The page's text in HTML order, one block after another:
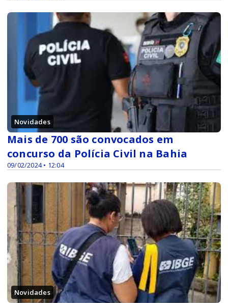
Novidades
09/02/2024 • 12:04
Mais de 700 são convocados em
concurso da Polícia Civil na Bahia
Novidades